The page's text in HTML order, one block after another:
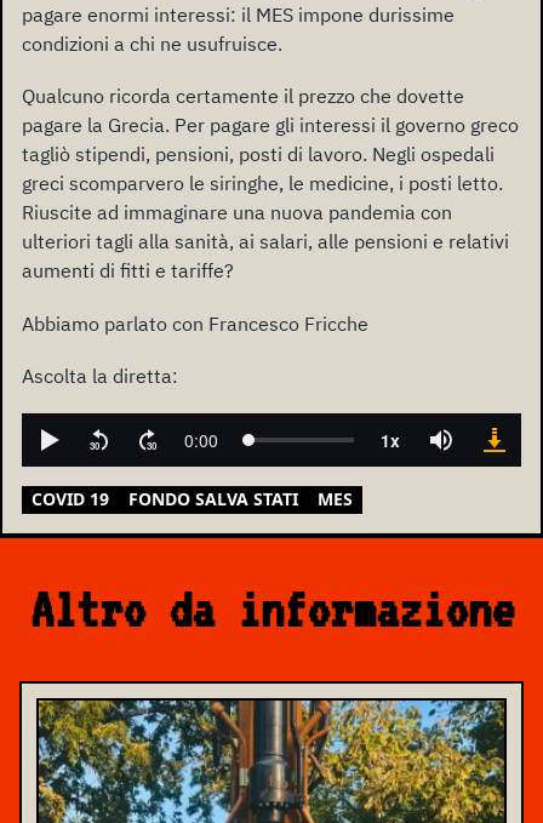
pagare enormi interessi: il MES impone durissime
condizioni a chi ne usufruisce.
Qualcuno ricorda certamente il prezzo che dovette
pagare la Grecia. Per pagare gli interessi il governo greco
tagliò stipendi, pensioni, posti di lavoro. Negli ospedali
greci scomparvero le siringhe, le medicine, i posti letto.
Riuscite ad immaginare una nuova pandemia con
ulteriori tagli alla sanità, ai salari, alle pensioni e relativi
aumenti di fitti e tariffe?
Abbiamo parlato con Francesco Fricche
Ascolta la diretta:
COVID 19 FONDO SALVA STATI MES
Altro da informazione